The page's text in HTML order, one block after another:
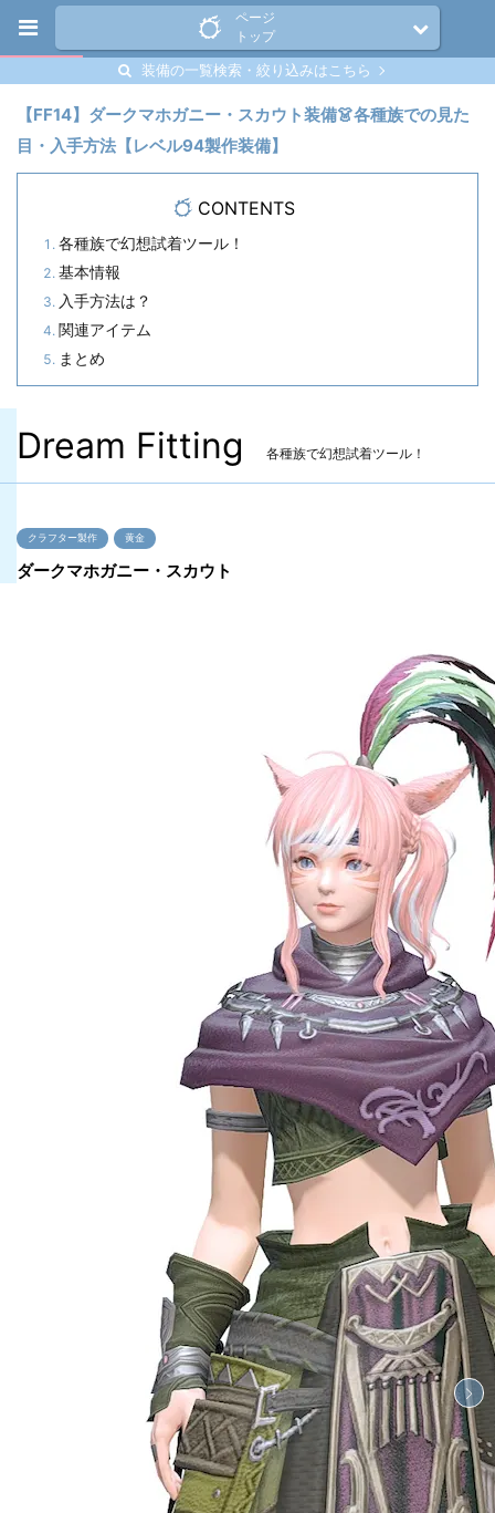
ページ
トップ
装備の一覧検索・絞り込みはこちら
【FF14】ダークマホガニー・スカウト装備👗各種族での見た
目・入手方法【レベル94製作装備】
CONTENTS
各種族で幻想試着ツール！
基本情報
入手方法は？
関連アイテム
まとめ
Dream Fitting 各種族で幻想試着ツール！
クラフター製作 黄金
ダークマホガニー・スカウト